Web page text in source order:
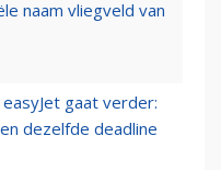
naam vliegveld van
gaat verder:
dezelfde deadline